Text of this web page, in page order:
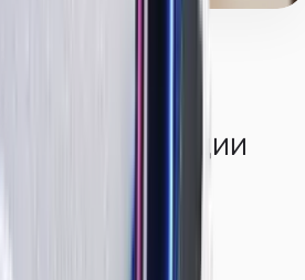
в студии
заработка